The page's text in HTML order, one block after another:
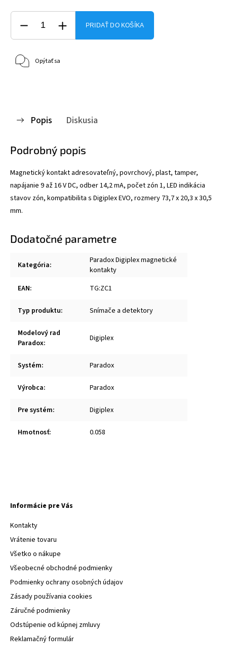
PRIDAŤ DO KOŠÍKA
Opýtať sa
Popis Diskusia
Podrobný popis
Magnetický kontakt adresovateľný, povrchový, plast, tamper,
napájanie 9 až 16 V DC, odber 14,2 mA, počet zón 1, LED indikácia
stavov zón, kompatibilita s Digiplex EVO, rozmery 73,7 x 20,3 x 30,5
mm.
Dodatočné parametre
Kategória:
Paradox Digiplex magnetické
kontakty
EAN: TG:ZC1
Typ produktu: Snímače a detektory
Modelový rad
Paradox: Digiplex
Systém: Paradox
Výrobca: Paradox
Pre systém: Digiplex
Hmotnosť: 0.058
Informácie pre Vás
Kontakty
Vrátenie tovaru
Všetko o nákupe
Všeobecné obchodné podmienky
Podmienky ochrany osobných údajov
Zásady používania cookies
Záručné podmienky
Odstúpenie od kúpnej zmluvy
Reklamačný formulár